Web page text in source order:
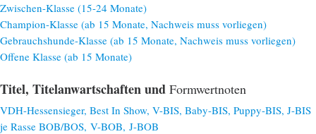
Zwischen-Klasse (15-24 Monate)
Champion-Klasse (ab 15 Monate, Nachweis muss vorliegen)
Gebrauchshunde-Klasse (ab 15 Monate, Nachweis muss vorliegen)
Offene Klasse (ab 15 Monate)
Titel, Titelanwartschaften und Formwertnoten
VDH-Hessensieger, Best In Show, V-BIS, Baby-BIS, Puppy-BIS, J-BIS
je Rasse BOB/BOS, V-BOB, J-BOB